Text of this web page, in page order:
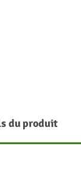
du produit